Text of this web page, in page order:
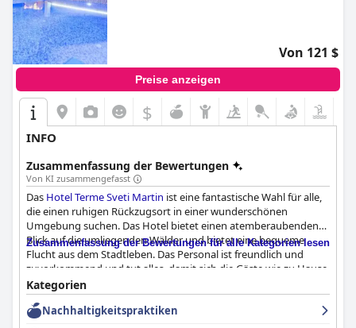
Von 121 $
Preise anzeigen
$
INFO
Zusammenfassung der Bewertungen
Von KI zusammengefasst
Das Hotel Terme Sveti Martin ist eine fantastische Wahl für alle,
die einen ruhigen Rückzugsort in einer wunderschönen
Umgebung suchen. Das Hotel bietet einen atemberaubenden
Blick auf die umliegenden Wälder und bietet eine bequeme
Flucht aus dem Stadtleben. Das Personal ist freundlich und
zuvorkommend und tut alles, damit sich die Gäste wie zu Hause
fühlen. Das Frühstück und das Abendessen sind hervorragend
und bieten eine breite Palette an Optionen, die jedem
Geschmack gerecht werden. Die Verwendung lokaler und
Zusammenfassung der Bewertungen für alle Kategorien lesen
Kategorien
Nachhaltigkeitspraktiken